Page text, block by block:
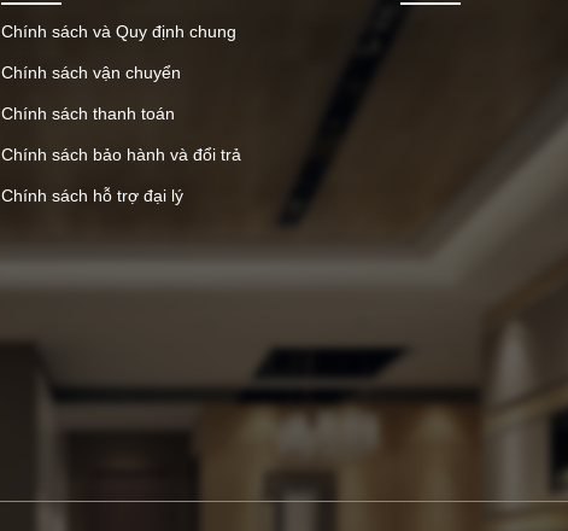
Chính sách và Quy định chung
Chính sách vận chuyển
Chính sách thanh toán
Chính sách bảo hành và đổi trả
Chính sách hỗ trợ đại lý